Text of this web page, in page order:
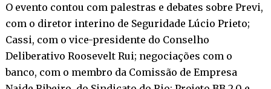
O evento contou com palestras e debates sobre Previ,
com o diretor interino de Seguridade Lúcio Prieto;
Cassi, com o vice-presidente do Conselho
Deliberativo Roosevelt Rui; negociações com o
banco, com o membro da Comissão de Empresa